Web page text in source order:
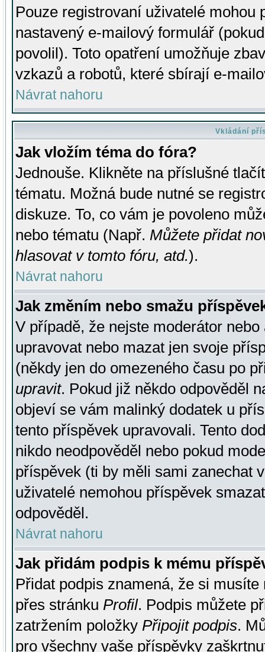
Pouze registrovaní uživatelé mohou
nastavený e-mailový formulář
povolil). Toto opatření umožňuje
vzkazů a robotů, které sbírají e-
Návrat nahoru
Vkládání
Jak vložím téma do fóra?
Jednouše. Klikněte na příslušné
tématu. Možná bude nutné se
diskuze. To, co vám je povoleno
nebo tématu (Např. Můžete přidat
hlasovat v tomto fóru, atd.).
Návrat nahoru
Jak změním nebo smažu
V případě, že nejste moderátor
upravovat nebo mazat jen svoje
(někdy jen do omezeného času po
upravit. Pokud již někdo odpověděl
objeví se vám malinký dodatek u
tento příspěvek upravovali. Tento
nikdo neodpověděl nebo pokud
příspěvek (ti by měli sami zanechat
uživatelé nemohou příspěvek
odpověděl.
Návrat nahoru
Jak přidám podpis k mému
Přidat podpis znamená, že si
přes stránku Profil. Podpis můžete
zatržením položky Připojit podpis.
pro všechny vaše příspěvky